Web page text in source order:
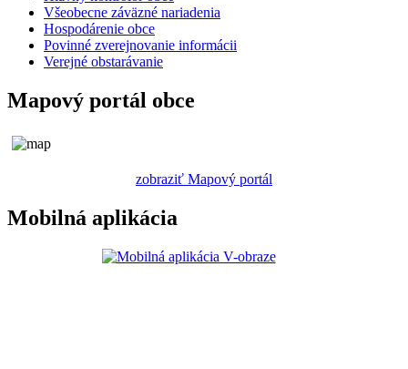
Všeobecne záväzné nariadenia
Hospodárenie obce
Povinné zverejnovanie informácii
Verejné obstarávanie
Mapový portál obce
zobraziť Mapový portál
Mobilná aplikácia